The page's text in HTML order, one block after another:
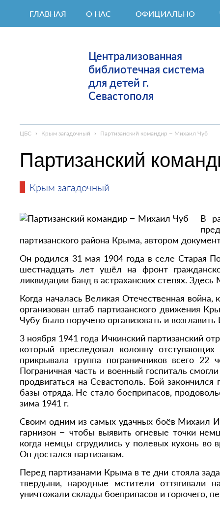
ГЛАВНАЯ О НАС ОФИЦИАЛЬНО
Централизованная
библиотечная система
для детей г.
Севастополя
ЦБС › Крым загадочный › Партизанский командир – Михаил Чуб
Партизанский
Крым загадочный
В
партизанского района Крыма, автором
Он родился 31 мая 1904 года в селе Старая
шестнадцать лет ушёл на фронт
ликвидации банд в астраханских степях.
Когда началась Великая Отечественная
организован штаб партизанского движения
Чубу было поручено организовать и
3 ноября 1941 года Ичкинский партизанский
который преследовал колонну
прикрывала группа пограничников всего
Пограничная часть и военный госпиталь
продвигаться на Севастополь. Бой
базы отряда. Не стало боеприпасов,
зима 1941 г.
Своим одним из самых удачных боёв Михаил
гарнизон – чтобы выявить огневые точки
когда немцы сгрудились у полевых кухонь во
Он достался партизанам.
Перед партизанами Крыма в те дни стояла
твердыни, народные мстители оттягивали
уничтожали склады боеприпасов и горючего,